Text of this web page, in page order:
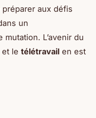
préparer aux défis
un
L’avenir du
et le télétravail en est